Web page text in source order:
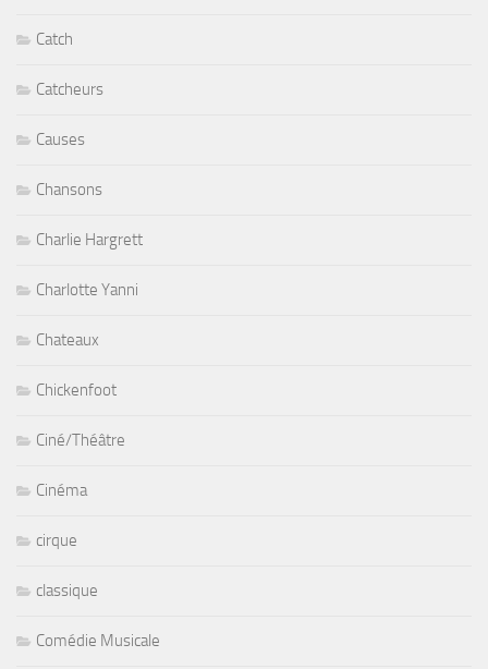
Catch
Catcheurs
Causes
Chansons
Charlie Hargrett
Charlotte Yanni
Chateaux
Chickenfoot
Ciné/Théâtre
Cinéma
cirque
classique
Comédie Musicale